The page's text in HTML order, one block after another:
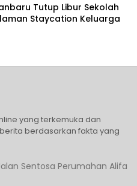
Tutup Libur Sekolah
Staycation Keluarga
yang terkemuka dan
berdasarkan fakta yang
Sentosa Perumahan Alifa